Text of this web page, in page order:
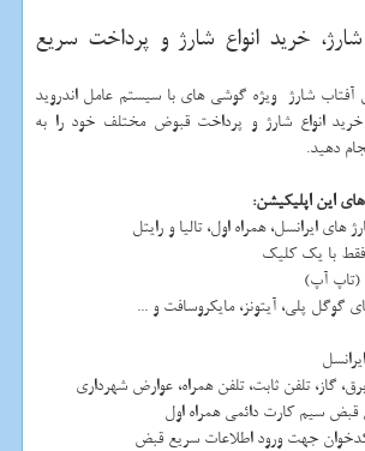
خرید انواع شارژ و پرداخت سریع
آفتاب شارژ ویژه گوشی های با سیستم عامل اندروید
خرید انواع شارژ و پرداخت قبوض مختلف خود را به
دهید.
این اپلیکیشن:
ایرانسل، همراه اول، تالیا و رایتل
با یک کلیک
(تاپ آپ)
پلی، آیتونز، مایکروسافت و ...
گاز، تلفن ثابت، تلفن همراه، عوارض شهرداری
قبض سیم کارت دائمی همراه اول
جهت ورود اطلاعات سریع قبض